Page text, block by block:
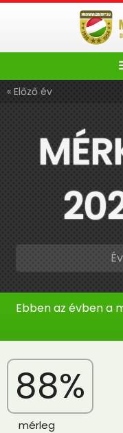
« Előző év
Ebben az évben a
88%
mérleg